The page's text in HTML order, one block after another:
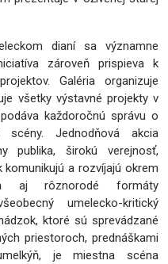
dianí sa významne
zároveň prispieva k
Galéria organizuje
všetky výstavné projekty v
každoročnú správu o
scény. Jednodňová akcia
publika, širokú verejnosť,
a rozvíjajú okrem
aj rôznorodé formáty
umelecko-kritický
ktoré sú sprevádzané
priestoroch, prednáškami
je miestna scéna